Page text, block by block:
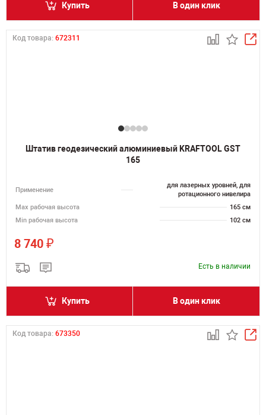
Купить В один клик
Код товара: 672311
Штатив геодезический алюминиевый KRAFTOOL GST
165
Применение
для лазерных уровней, для
ротационного нивелира
Мах рабочая высота
165 см
Min рабочая высота
102 см
8 740 ₽
Есть в наличии
Купить В один клик
Код товара: 673350